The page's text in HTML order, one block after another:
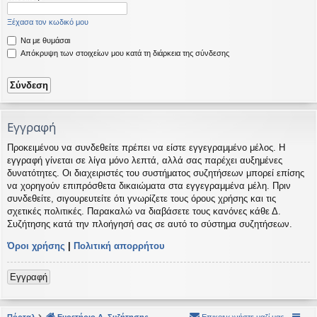
εις
Ξέχασα τον κωδικό μου
Να με θυμάσαι
Απόκρυψη των στοιχείων μου κατά τη διάρκεια της σύνδεσης
Εγγραφή
Προκειμένου να συνδεθείτε πρέπει να είστε εγγεγραμμένο μέλος. Η
εγγραφή γίνεται σε λίγα μόνο λεπτά, αλλά σας παρέχει αυξημένες
δυνατότητες. Οι διαχειριστές του συστήματος συζητήσεων μπορεί επίσης
να χορηγούν επιπρόσθετα δικαιώματα στα εγγεγραμμένα μέλη. Πριν
συνδεθείτε, σιγουρευτείτε ότι γνωρίζετε τους όρους χρήσης και τις
σχετικές πολιτικές. Παρακαλώ να διαβάσετε τους κανόνες κάθε Δ.
Συζήτησης κατά την πλοήγησή σας σε αυτό το σύστημα συζητήσεων.
Όροι χρήσης | Πολιτική απορρήτου
Εγγραφή